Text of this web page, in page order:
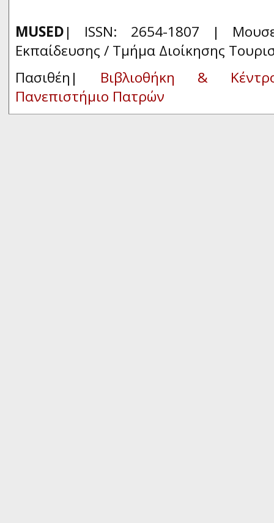
MUSED| ISSN: 2654-1807 |
Εκπαίδευσης / Τμήμα Διοίκησης
Πασιθέη| Βιβλιοθήκη &
Πανεπιστήμιο Πατρών